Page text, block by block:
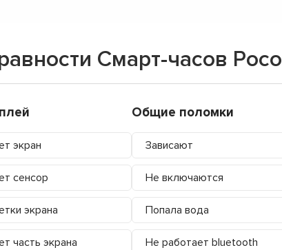
Смарт-часов Poco
экран
сенсор
экрана
часть экрана
Общие поломки
Зависают
Не включаются
Попала вода
Не работает bluetooth